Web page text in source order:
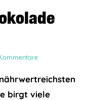
birgt viele